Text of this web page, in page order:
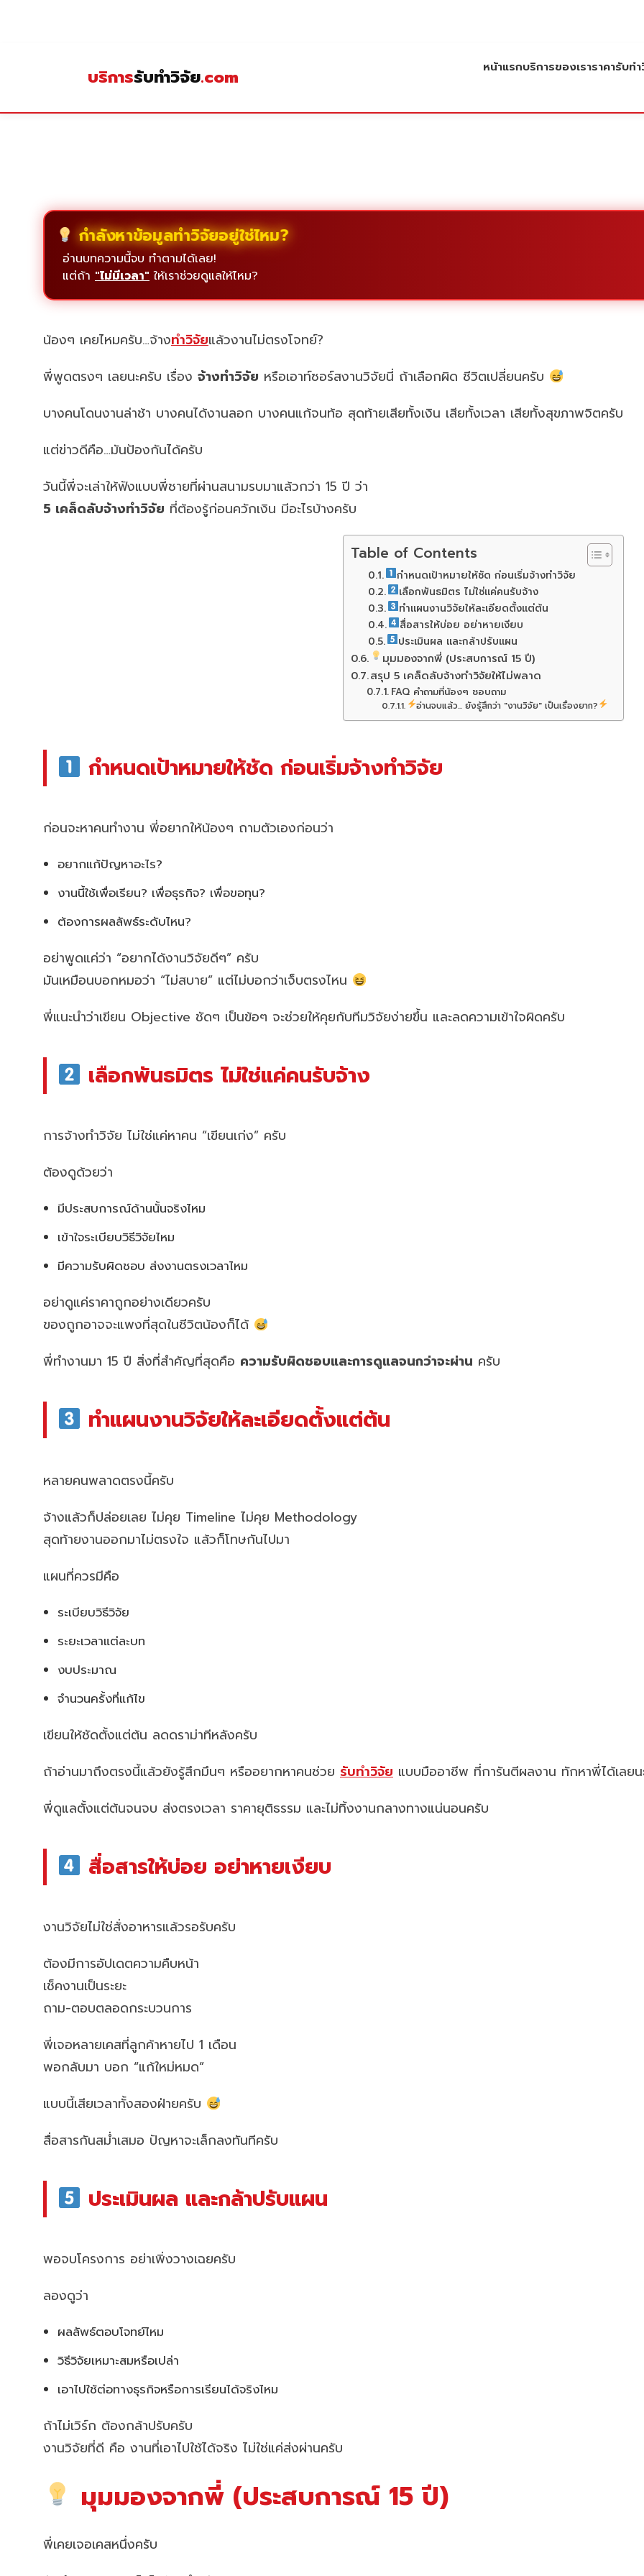
บริการรับทำวิจัย.com หน้าแรกบริการของเราราคารับท
กำลังหาข้อมูลทำวิจัยอยู่ใช่ไหม?
อ่านบทความนี้จบ ทำตามได้เลย!
แต่ถ้า "ไม่มีเวลา" ให้เราช่วยดูแลให้ไหม?
น้องๆ เคยไหมครับ…จ้างทำวิจัยแล้วงานไม่ตรงโจทย์?
พี่พูดตรงๆ เลยนะครับ เรื่อง จ้างทำวิจัย หรือเอาท์ซอร์สงานวิจัยนี่ ถ้าเลือกผิด ชีวิตเปลี่ยนครับ
บางคนโดนงานล่าช้า บางคนได้งานลอก บางคนแก้จนท้อ สุดท้ายเสียทั้งเงิน เสียทั้งเวลา เสียทั้งสุขภาพจิตครับ
แต่ข่าวดีคือ…มันป้องกันได้ครับ
วันนี้พี่จะเล่าให้ฟังแบบพี่ชายที่ผ่านสนามรบมาแล้วกว่า 15 ปี ว่า
5 เคล็ดลับจ้างทำวิจัย ที่ต้องรู้ก่อนควักเงิน มีอะไรบ้างครับ
Table of Contents
กำหนดเป้าหมายให้ชัด ก่อนเริ่มจ้างทำวิจัย
เลือกพันธมิตร ไม่ใช่แค่คนรับจ้าง
ทำแผนงานวิจัยให้ละเอียดตั้งแต่ต้น
สื่อสารให้บ่อย อย่าหายเงียบ
ประเมินผล และกล้าปรับแผน
มุมมองจากพี่ (ประสบการณ์ 15 ปี)
สรุป 5 เคล็ดลับจ้างทำวิจัยให้ไม่พลาด
FAQ คำถามที่น้องๆ ชอบถาม
อ่านจบแล้ว... ยังรู้สึกว่า "งานวิจัย" เป็นเรื่องยาก?
กำหนดเป้าหมายให้ชัด ก่อนเริ่มจ้างทำวิจัย
ก่อนจะหาคนทำงาน พี่อยากให้น้องๆ ถามตัวเองก่อนว่า
อยากแก้ปัญหาอะไร?
งานนี้ใช้เพื่อเรียน? เพื่อธุรกิจ? เพื่อขอทุน?
ต้องการผลลัพธ์ระดับไหน?
อย่าพูดแค่ว่า “อยากได้งานวิจัยดีๆ” ครับ
มันเหมือนบอกหมอว่า “ไม่สบาย” แต่ไม่บอกว่าเจ็บตรงไหน
พี่แนะนำว่าเขียน Objective ชัดๆ เป็นข้อๆ จะช่วยให้คุยกับทีมวิจัยง่ายขึ้น และลดความเข้าใจผิดครับ
เลือกพันธมิตร ไม่ใช่แค่คนรับจ้าง
การจ้างทำวิจัย ไม่ใช่แค่หาคน “เขียนเก่ง” ครับ
ต้องดูด้วยว่า
มีประสบการณ์ด้านนั้นจริงไหม
เข้าใจระเบียบวิธีวิจัยไหม
มีความรับผิดชอบ ส่งงานตรงเวลาไหม
อย่าดูแค่ราคาถูกอย่างเดียวครับ
ของถูกอาจจะแพงที่สุดในชีวิตน้องก็ได้
พี่ทำงานมา 15 ปี สิ่งที่สำคัญที่สุดคือ ความรับผิดชอบและการดูแลจนกว่าจะผ่าน ครับ
ทำแผนงานวิจัยให้ละเอียดตั้งแต่ต้น
หลายคนพลาดตรงนี้ครับ
จ้างแล้วก็ปล่อยเลย ไม่คุย Timeline ไม่คุย Methodology
สุดท้ายงานออกมาไม่ตรงใจ แล้วก็โทษกันไปมา
แผนที่ควรมีคือ
ระเบียบวิธีวิจัย
ระยะเวลาแต่ละบท
งบประมาณ
จำนวนครั้งที่แก้ไข
เขียนให้ชัดตั้งแต่ต้น ลดดราม่าทีหลังครับ
ถ้าอ่านมาถึงตรงนี้แล้วยังรู้สึกมึนๆ หรืออยากหาคนช่วย รับทำวิจัย แบบมืออาชีพ ที่การันตีผลงาน ทักหาพี่ได้เลยน
พี่ดูแลตั้งแต่ต้นจนจบ ส่งตรงเวลา ราคายุติธรรม และไม่ทิ้งงานกลางทางแน่นอนครับ
สื่อสารให้บ่อย อย่าหายเงียบ
งานวิจัยไม่ใช่สั่งอาหารแล้วรอรับครับ
ต้องมีการอัปเดตความคืบหน้า
เช็คงานเป็นระยะ
ถาม-ตอบตลอดกระบวนการ
พี่เจอหลายเคสที่ลูกค้าหายไป 1 เดือน
พอกลับมา บอก “แก้ใหม่หมด”
แบบนี้เสียเวลาทั้งสองฝ่ายครับ
สื่อสารกันสม่ำเสมอ ปัญหาจะเล็กลงทันทีครับ
ประเมินผล และกล้าปรับแผน
พอจบโครงการ อย่าเพิ่งวางเฉยครับ
ลองดูว่า
ผลลัพธ์ตอบโจทย์ไหม
วิธีวิจัยเหมาะสมหรือเปล่า
เอาไปใช้ต่อทางธุรกิจหรือการเรียนได้จริงไหม
ถ้าไม่เวิร์ก ต้องกล้าปรับครับ
งานวิจัยที่ดี คือ งานที่เอาไปใช้ได้จริง ไม่ใช่แค่ส่งผ่านครับ
มุมมองจากพี่ (ประสบการณ์ 15 ปี)
พี่เคยเจอเคสหนึ่งครับ